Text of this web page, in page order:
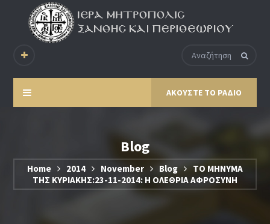
ΑΚΟΥΣΤΕ ΤΟ ΡΑΔΙΟ
Blog
Home 2014 November Blog
ΤΟ ΜΗΝΥΜΑ
ΤΗΣ ΚΥΡΙΑΚΗΣ:23-11-2014: Η ΟΛΕΘΡΙΑ ΑΦΡΟΣΥΝΗ